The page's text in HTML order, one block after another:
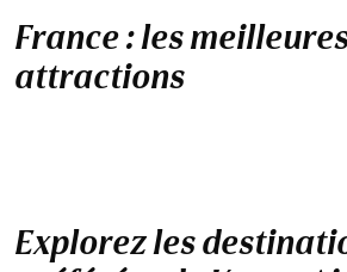
France : les
attractions
Explorez les